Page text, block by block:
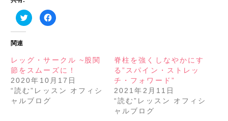
ク
リ
で
共
有
(新
し
い
ウ
ィ
Facebook
で
は
リ
ッ
ク
し
て
関連
レッグ・サークル ~股関
節をスムーズに！
2020年10月17日
“読む”レッスン オフィシ
ャルブログ
脊柱を強くしなやかにす
る”スパイン・ストレッ
チ・フォワード”
2021年2月11日
“読む”レッスン オフィシ
ャルブログ